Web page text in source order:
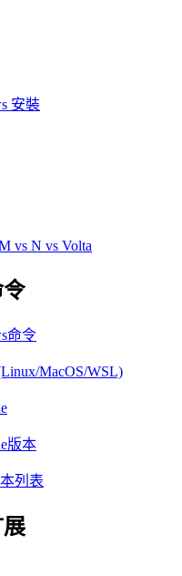
安裝
vs N vs Volta
命令
MacOS/WSL)
版本
列表